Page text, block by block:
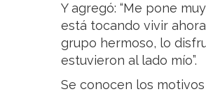
Y agregó: “Me pone
está tocando vivir
grupo hermoso, lo
estuvieron al lado mío”.
Se conocen los